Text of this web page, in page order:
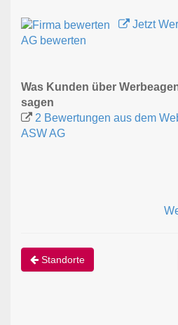
Jetzt
AG bewerten
Was Kunden über
sagen
2 Bewertungen aus dem
ASW AG
Standorte